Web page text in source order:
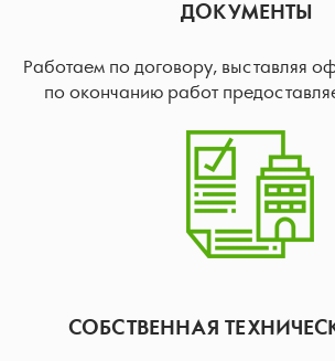
ДОКУМЕНТЫ
Работаем по договору, выставляя
по окончанию работ
СОБСТВЕННАЯ